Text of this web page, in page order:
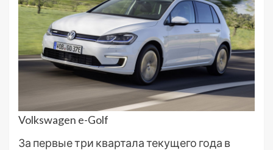
Volkswagen e-Golf
За первые три квартала текущего года в